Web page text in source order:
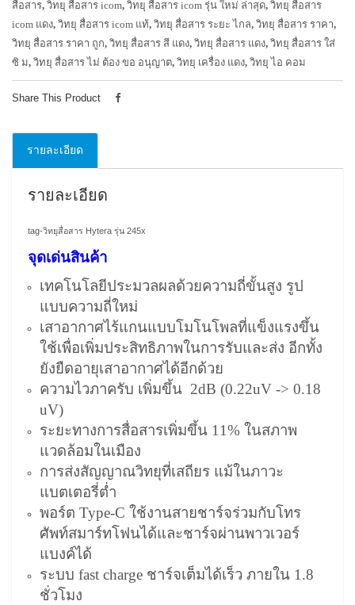
สื่อสาร, วิทยุ สื่อสาร icom, วิทยุ สื่อสาร icom รุ่น ใหม่ ล่าสุด, วิทยุ สื่อสาร
icom แดง, วิทยุ สื่อสาร icom แท้, วิทยุ สื่อสาร ระยะ ไกล, วิทยุ สื่อสาร ราคา,
วิทยุ สื่อสาร ราคา ถูก, วิทยุ สื่อสาร สี แดง, วิทยุ สื่อสาร แดง, วิทยุ สื่อสาร ใส่
ซิ ม, วิทยุ สื่อสาร ไม่ ต้อง ขอ อนุญาต, วิทยุ เครื่อง แดง, วิทยุ ไอ คอม
Share This Product
รายละเอียด
รายละเอียด
tag-วิทยุสื่อสาร Hytera รุ่น 245x
จุดเด่นสินค้า
เทคโนโลยีประมวลผลด้วยความถี่ขั้นสูง รูป
แบบความถี่ใหม่
เสาอากาศไร้แกนแบบโมโนโพลที่แข็งแรงขึ้น
ใช้เพื่อเพิ่มประสิทธิภาพในการรับและส่ง อีกทั้ง
ยังยืดอายุเสาอากาศได้อีกด้วย
ความไวภาครับ เพิ่มขึ้น 2dB (0.22uV -> 0.18
uV)
ระยะทางการสื่อสารเพิ่มขึ้น 11% ในสภาพ
แวดล้อมในเมือง
การส่งสัญญาณวิทยุที่เสถียร แม้ในภาวะ
แบตเตอรี่ต่ำ
พอร์ต Type-C ใช้งานสายชาร์จร่วมกับโทร
ศัพท์สมาร์ทโฟนได้และชาร์จผ่านพาวเวอร์
แบงค์ได้
ระบบ fast charge ชาร์จเต็มได้เร็ว ภายใน 1.8
ชั่วโมง